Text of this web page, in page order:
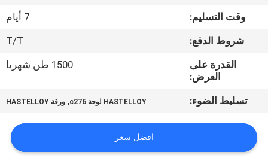
اتصل
COMPANY
وقت التسليم:
7 أيام
شروط الدفع:
T/T
القدرة على
العرض:
1500 طن شهريا
تسليط الضوء: HASTELLOY لوحة c276 , ورقة HASTELLOY
افضل سعر